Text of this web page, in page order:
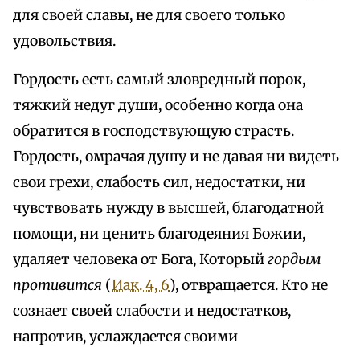
для своей славы, не для своего только
удовольствия.
Гордость есть самый зловредный порок,
тяжкий недуг души, особенно когда она
обратится в господствующую страсть.
Гордость, омрачая душу и не давая ни видеть
свои грехи, слабость сил, недостатки, ни
чувствовать нужду в высшей, благодатной
помощи, ни ценить благодеяния Божии,
удаляет человека от Бога, Которыйгордым
противится (Иак. 4, 6), отвращается. Кто не
сознает своей слабости и недостатков,
напротив, услаждается своими